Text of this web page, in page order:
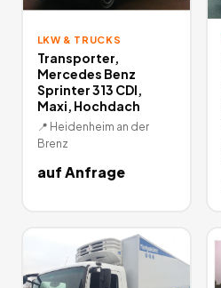
LKW & TRUCKS
Transporter,
Mercedes Benz
Sprinter 313 CDI,
Maxi, Hochdach
📍 Heidenheim an der
Brenz
auf Anfrage